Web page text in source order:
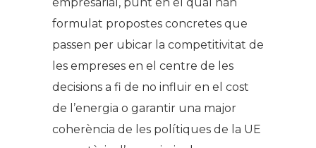
formulat propostes concretes que
passen per ubicar la competitivitat de
les empreses en el centre de les
decisions a fi de no influir en el cost
de l’energia o garantir una major
coherència de les polítiques de la UE